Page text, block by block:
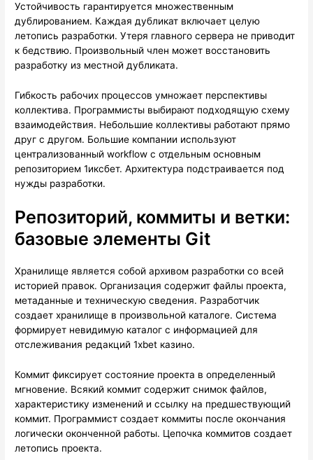
Устойчивость гарантируется множественным
дублированием. Каждая дубликат включает целую
летопись разработки. Утеря главного сервера не приводит
к бедствию. Произвольный член может восстановить
разработку из местной дубликата.
Гибкость рабочих процессов умножает перспективы
коллектива. Программисты выбирают подходящую схему
взаимодействия. Небольшие коллективы работают прямо
друг с другом. Большие компании используют
централизованный workflow с отдельным основным
репозиторием 1иксбет. Архитектура подстраивается под
нужды разработки.
Репозиторий, коммиты и ветки:
базовые элементы Git
Хранилище является собой архивом разработки со всей
историей правок. Организация содержит файлы проекта,
метаданные и техническую сведения. Разработчик
создает хранилище в произвольной каталоге. Система
формирует невидимую каталог с информацией для
отслеживания редакций 1xbet казино.
Коммит фиксирует состояние проекта в определенный
мгновение. Всякий коммит содержит снимок файлов,
характеристику изменений и ссылку на предшествующий
коммит. Программист создает коммиты после окончания
логически оконченной работы. Цепочка коммитов создает
летопись проекта.